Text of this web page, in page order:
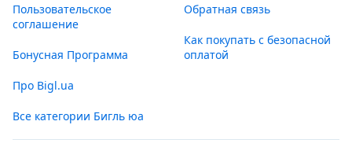
Пользовательское
соглашение
Бонусная Программа
Про Bigl.ua
Все категории Бигль юа
Обратная связь
Как покупать с безопасной
оплатой